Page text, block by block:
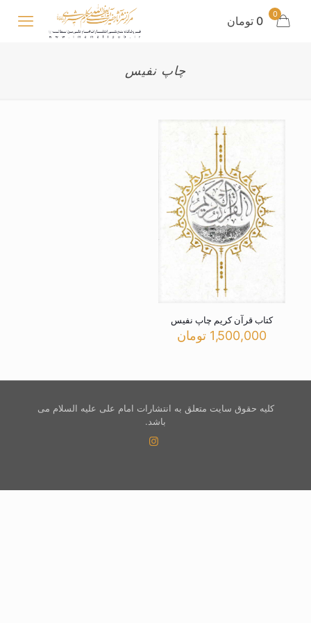
0 0 تومان
چاپ نفیس
کتاب قرآن کریم چاپ نفیس
1,500,000 تومان
کلیه حقوق سایت متعلق به انتشارات امام علی علیه السلام می
باشد.